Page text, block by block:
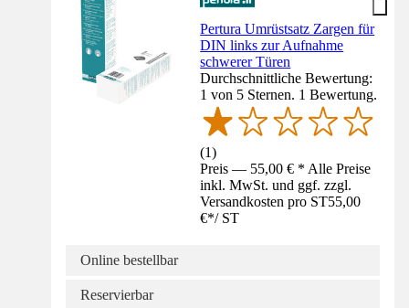
Pertura Umrüstsatz Zargen für
DIN links zur Aufnahme
schwerer Türen
Durchschnittliche Bewertung:
1 von 5 Sternen. 1 Bewertung.
(1)
Preis — 55,00 € * Alle Preise
inkl. MwSt. und ggf. zzgl.
Versandkosten pro ST55,00
€*/ ST
Online bestellbar
Reservierbar